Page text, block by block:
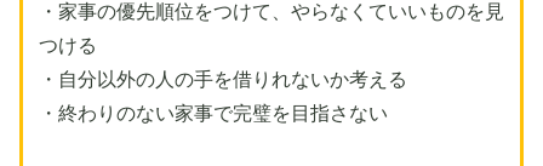
・家事の優先順位をつけて、やらなくていいものを見
つける
・自分以外の人の手を借りれないか考える
・終わりのない家事で完璧を目指さない